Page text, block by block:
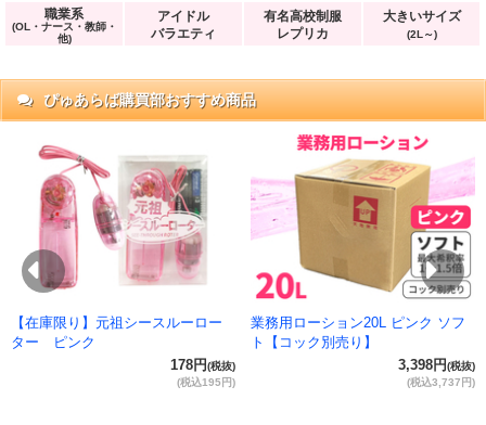
職業系
(OL・ナース・教師・
他)
アイドル
バラエティ
有名高校制服
レプリカ
大きいサイズ
(2L～)
ぴゅあらば購買部おすすめ商品
Previous
【在庫限り】元祖シースルーロー
ター ピンク
178円(税抜)
(税込195円)
業務用ローション20L ピンク ソフ
ト【コック別売り】
3,398円(税抜)
(税込3,737円)